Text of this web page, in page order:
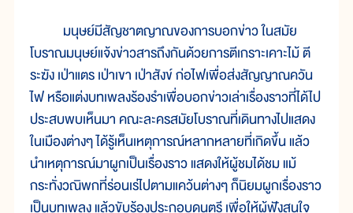
มนุษย์มีสัญชาตญาณของการบอกข่าว ในสมัย
โบราณมนุษย์แจ้งข่าวสารถึงกันด้วยการตีเกราะเคาะไม้ ตี
ระฆัง เป่าแตร เป่าเขา เป่าสังข์ ก่อไฟเพื่อส่งสัญญาณควัน
ไฟ หรือแต่งบทเพลงร้องรำเพื่อบอกข่าวเล่าเรื่องราวที่ได้ไป
ประสบพบเห็นมา คณะละครสมัยโบราณที่เดินทางไปแสดง
ในเมืองต่างๆ ได้รู้เห็นเหตุการณ์หลากหลายที่เกิดขึ้น แล้ว
นำเหตุการณ์มาผูกเป็นเรื่องราว แสดงให้ผู้ชมได้ชม แม้
กระทั่งวณิพกที่ร่อนเร่ไปตามแคว้นต่างๆ ก็นิยมผูกเรื่องราว
เป็นบทเพลง แล้วขับร้องประกอบดนตรี เพื่อให้ผู้ฟังสนใจ